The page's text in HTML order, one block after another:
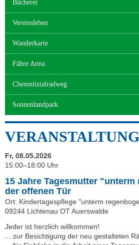
Bücherei
Vereinsleben
Wanderkarte
Fähre Anna
Chemnitztalradweg
Sonnenlandpark
Fr, 08.05.2026
15:00–18:00 Uhr
15 Jahre Tagesmutter "unterm
der offenen Tür
Ort: Kindertagespflege "unterm
09244 Lichtenau OT Auerswalde
Jeder ist herzlich willkommen!
... zur Besichtigung der neu gestalteten